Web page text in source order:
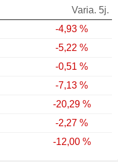
Varia. 5j.
-4,93 %
-5,22 %
-0,51 %
-7,13 %
-20,29 %
-2,27 %
-12,00 %